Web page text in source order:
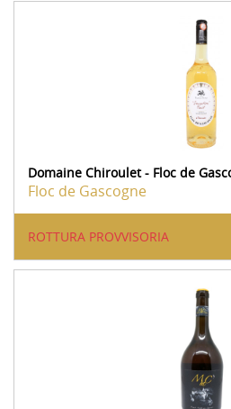
Domaine Chiroulet - Floc de
Floc de Gascogne
ROTTURA PROVVISORIA